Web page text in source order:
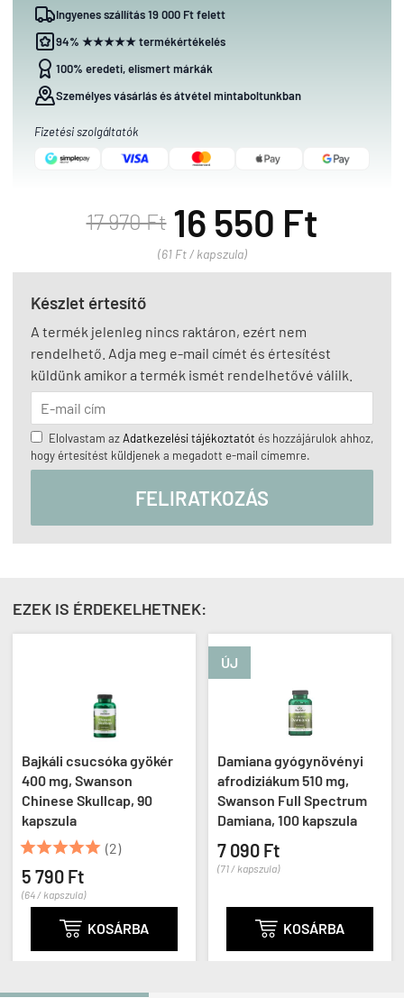
Ingyenes szállítás 19 000 Ft felett
94% ★★★★★ termékértékelés
100% eredeti, elismert márkák
Személyes vásárlás és átvétel mintaboltunkban
Fizetési szolgáltatók
17 970 Ft 16 550 Ft
(61 Ft / kapszula)
Készlet értesítő
A termék jelenleg nincs raktáron, ezért nem
rendelhető. Adja meg e-mail címét és értesítést
küldünk amikor a termék ismét rendelhetővé válilk.
Elolvastam azAdatkezelési tájékoztatót és hozzájárulok ahhoz,
hogy értesítést küldjenek a megadott e-mail címemre.
FELIRATKOZÁS
EZEK IS ÉRDEKELHETNEK:
Bajkáli csucsóka gyökér
400 mg, Swanson
Chinese Skullcap, 90
kapszula
 (2)
5 790 Ft
(64 / kapszula)
 KOSÁRBA
ÚJ
Damiana gyógynövényi
afrodiziákum 510 mg,
Swanson Full Spectrum
Damiana, 100 kapszula
7 090 Ft
(71 / kapszula)
 KOSÁRBA